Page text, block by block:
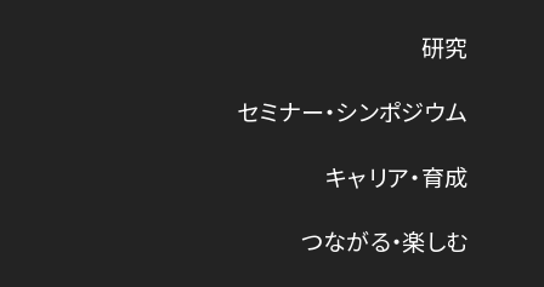
研究
セミナー・シンポジウム
キャリア・育成
つながる・楽しむ